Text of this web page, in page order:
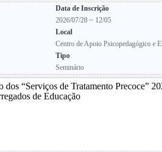
Data de Inscrição
2026/07/28 ~ 12/05
Local
Centro de Apoio Psicopedagógico e
Tipo
Seminário
“Serviços de Tratamento Precoce”
de Educação